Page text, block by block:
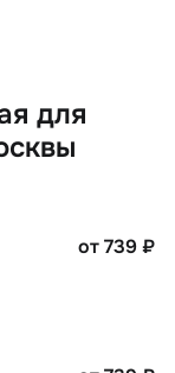
для
от 739₽